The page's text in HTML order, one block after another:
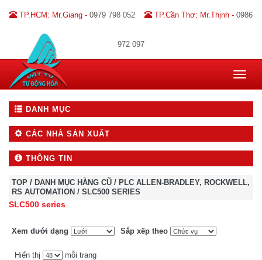
TP.HCM: Mr.Giang - 0979 798 052 TP.Cần Thơ: Mr.Thịnh - 0986
972 097
Toggle
DANH MỤC
CÁC NHÀ SẢN XUẤT
THÔNG TIN
TOP / DANH MỤC HÀNG CŨ / PLC ALLEN-BRADLEY, ROCKWELL,
RS AUTOMATION / SLC500 SERIES
SLC500 series
Xem dưới dạng Sắp xếp theo
Hiển thị mỗi trang